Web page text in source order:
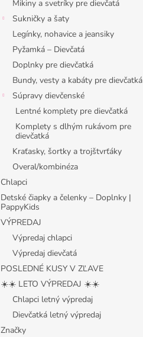
Mikiny a svetríky pre dievčatá
Sukničky a šaty
Legínky, nohavice a jeansiky
Pyžamká – Dievčatá
Doplnky pre dievčatká
Bundy, vesty a kabáty pre dievčatká
Súpravy dievčenské
Lentné komplety pre dievčatká
Komplety s dlhým rukávom pre
dievčatká
Kraťasky, šortky a trojštvrťáky
Overal/kombinéza
Chlapci
Detské čiapky a čelenky – Doplnky |
PappyKids
VÝPREDAJ
Výpredaj chlapci
Výpredaj dievčatá
POSLEDNÉ KUSY V ZĽAVE
☀️☀️ LETO VÝPREDAJ ☀️☀️
Chlapci letný výpredaj
Dievčatká letný výpredaj
Značky